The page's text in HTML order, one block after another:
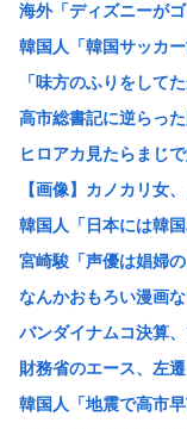
珍しく南北から同時
パヨク「アジア人民
みんなで大家さん「
【画像】X民さん「ニ
【悲報】楽しんごさ
【衝撃】元ジャンポ
【速報】北朝鮮が日
【悲報】高市首相の“
【衝撃】木村祐一の
ついに来ちゃったの
中国製ルーター20機
中国人のリウさん、
海外「ディズニーが
韓国人「韓国サッカ
「味方のふりをして
高市総書記に逆らっ
ヒロアカ見たらまじ
【画像】カノカリ女
韓国人「日本には韓
宮崎駿「声優は娼婦
なんかおもろい漫画
バンダイナムコ決算
財務省のエース、左遷
韓国人「地震で高市